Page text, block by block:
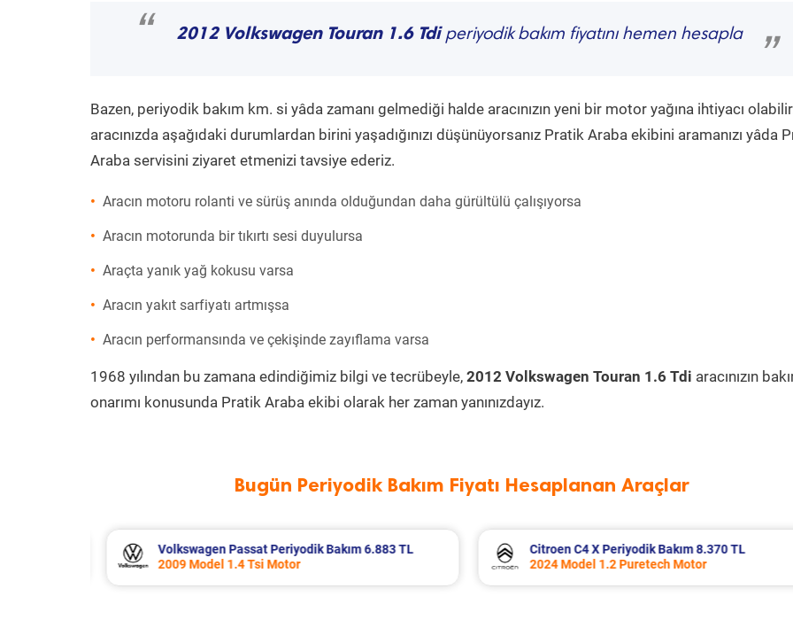
“ 2012 Volkswagen Touran 1.6 Tdiperiyodik bakım fiyatını hemen hesapla
”
Bazen, periyodik bakım km. si yâda zamanı gelmediği halde aracınızın yeni bir motor yağına ihtiyacı
aracınızda aşağıdaki durumlardan birini yaşadığınızı düşünüyorsanız Pratik Araba ekibini aramanızı yâda
Araba servisini ziyaret etmenizi tavsiye ederiz.
Aracın motoru rolanti ve sürüş anında olduğundan daha gürültülü çalışıyorsa
Aracın motorunda bir tıkırtı sesi duyulursa
Araçta yanık yağ kokusu varsa
Aracın yakıt sarfiyatı artmışsa
Aracın performansında ve çekişinde zayıflama varsa
1968 yılından bu zamana edindiğimiz bilgi ve tecrübeyle, 2012 Volkswagen Touran 1.6 Tdi aracınızın
onarımı konusunda Pratik Araba ekibi olarak her zaman yanınızdayız.
Bugün Periyodik Bakım Fiyatı Hesaplanan Araçlar
Citroen C4 X Periyodik Bakım 8.370 TL
2024 Model 1.2 Puretech Motor
Dacia Duster Periyodik Bakım 7.652 TL
2021 Model 1.0 Tce ECO-G Motor